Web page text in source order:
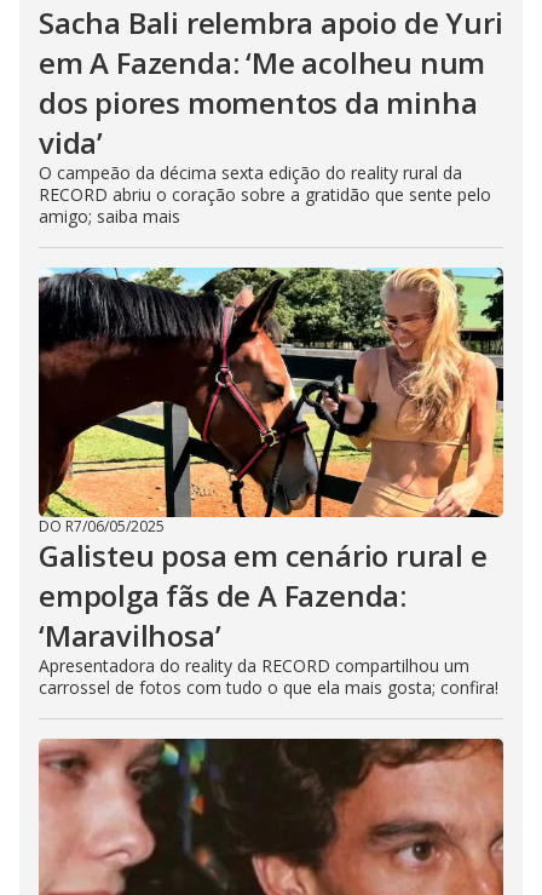
Sacha Bali relembra apoio de Yuri
em A Fazenda: ‘Me acolheu num
dos piores momentos da minha
vida’
O campeão da décima sexta edição do reality rural da
RECORD abriu o coração sobre a gratidão que sente pelo
amigo; saiba mais
DO R7/06/05/2025
Galisteu posa em cenário rural e
empolga fãs de A Fazenda:
‘Maravilhosa’
Apresentadora do reality da RECORD compartilhou um
carrossel de fotos com tudo o que ela mais gosta; confira!